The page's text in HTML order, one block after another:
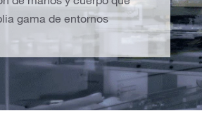
gama de entornos